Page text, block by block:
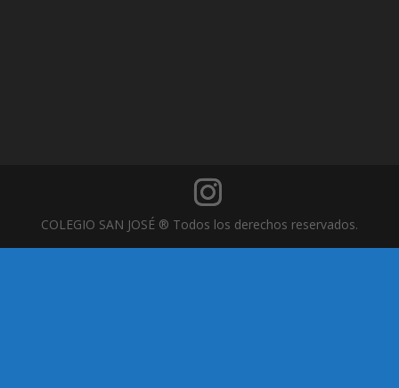
COLEGIO SAN JOSÉ ® Todos los derechos reservados.